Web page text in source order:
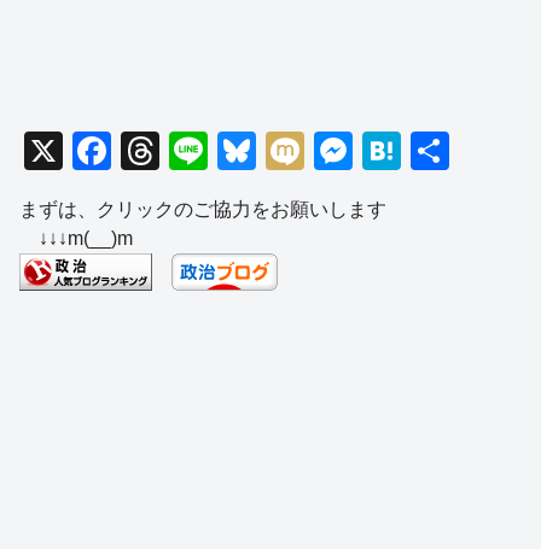
X
F
a
c
e
b
T
hr
e
a
d
Li
n
e
Bl
u
e
sk
y
M
ixi
M
e
ss
H
まずは、クリックのご協力をお願いします
↓↓↓m(__)m